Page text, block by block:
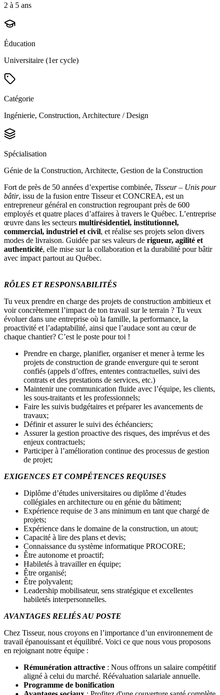
2 à 5 ans
Éducation
Universitaire (1er cycle)
Catégorie
Ingénierie, Construction, Architecture / Design
Spécialisation
Génie de la Construction, Architecte, Gestion de la Construction
Fort de près de 50 années d’expertise combinée, Tisseur – Unis pour
bâtir, issu de la fusion entre Tisseur et CONCREA, est un
entrepreneur général en construction regroupant près de 600
employés et quatre places d’affaires à travers le Québec. L’entreprise
œuvre dans les secteurs multirésidentiel, institutionnel,
commercial, industriel et civil, et réalise ses projets selon divers
modes de livraison. Guidée par ses valeurs de rigueur, agilité et
authenticité, elle mise sur la collaboration et la durabilité pour bâtir
avec impact partout au Québec.
RÔLES ET RESPONSABILITÉS
Tu veux prendre en charge des projets de construction ambitieux et
voir concrètement l’impact de ton travail sur le terrain ? Tu veux
évoluer dans une entreprise où la famille, la performance, la
proactivité et l’adaptabilité, ainsi que l’audace sont au cœur de
chaque chantier? C’est le poste pour toi !
Prendre en charge, planifier, organiser et mener à terme les
projets de construction de grande envergure qui te seront
confiés (appels d’offres, ententes contractuelles, suivi des
contrats et des prestations de services, etc.)
Maintenir une communication fluide avec l’équipe, les clients,
les sous-traitants et les professionnels;
Faire les suivis budgétaires et préparer les avancements de
travaux;
Définir et assurer le suivi des échéanciers;
Assurer la gestion proactive des risques, des imprévus et des
enjeux contractuels;
Participer à l’amélioration continue des processus de gestion
de projet;
EXIGENCES ET COMPÉTENCES REQUISES
Diplôme d’études universitaires ou diplôme d’études
collégiales en architecture ou en génie du bâtiment;
Expérience requise de 3 ans minimum en tant que chargé de
projets;
Expérience dans le domaine de la construction, un atout;
Capacité à lire des plans et devis;
Connaissance du système informatique PROCORE;
Être autonome et proactif;
Habiletés à travailler en équipe;
Être organisé;
Être polyvalent;
Leadership mobilisateur, sens stratégique et excellentes
habiletés interpersonnelles.
AVANTAGES RELIÉS AU POSTE
Chez Tisseur, nous croyons en l’importance d’un environnement de
travail épanouissant et équilibré. Voici ce que nous vous proposons
en rejoignant notre équipe :
Rémunération attractive : Nous offrons un salaire compétitif
aligné à celui du marché. Réévaluation salariale annuelle.
Programme de bonification